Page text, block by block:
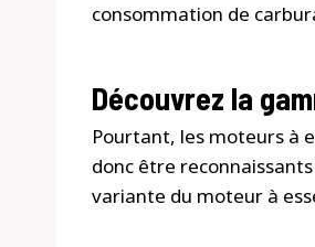
consommation de
Découvrez la
Pourtant, les moteurs à
donc être
variante du moteur à